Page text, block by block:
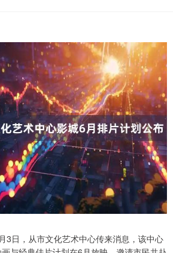
3日，从市文化艺术中心传来消息，该中心